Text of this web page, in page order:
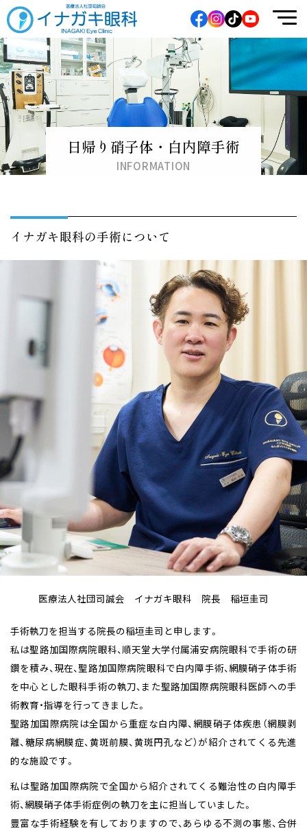
イナガキ眼科
日帰り硝子体・白内障手術
INFORMATION
イナガキ眼科の手術について
医療法人社団司誠会 イナガキ眼科 院長 稲垣圭司
手術執刀を担当する院長の稲垣圭司と申します。
私は聖路加国際病院眼科、順天堂大学付属浦安病院眼科で手術の研
鑽を積み、現在、聖路加国際病院眼科で白内障手術、網膜硝子体手術
を中心とした眼科手術の執刀、また聖路加国際病院眼科医師への手
術教育・指導を行ってきました。
聖路加国際病院は全国から重症な白内障、網膜硝子体疾患（網膜剥
離、糖尿病網膜症、黄斑前膜、黄斑円孔など）が紹介されてくる先進
的な施設です。
私は聖路加国際病院で全国から紹介されてくる難治性の白内障手
術、網膜硝子体手術症例の執刀を主に担当していました。
豊富な手術経験を有しておりますので、あらゆる不測の事態、合併